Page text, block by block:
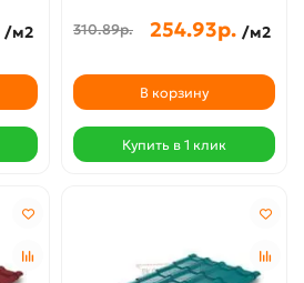
/м2 310.89р. 254.93р. /м2
В корзину
Купить в 1 клик